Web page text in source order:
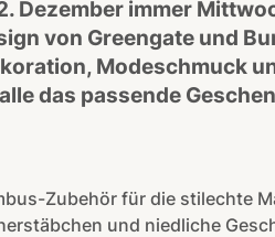
Dezember immer
von Greengate und
Modeschmuck
das passende
Zubehör für die stilechte
und niedliche